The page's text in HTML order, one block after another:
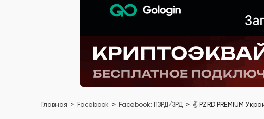
Главная Facebook Facebook: ПЗРД/ЗРД ✌️ PZRD PREMIUM